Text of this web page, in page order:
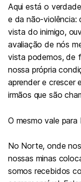
Aqui está o
e da não-violência:
vista do inimigo,
avaliação de nós
vista podemos, de
nossa própria
aprender e crescer
irmãos que são
O mesmo vale para
No Norte, onde
nossas minas
somos recebidos